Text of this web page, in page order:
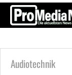
Audiotechnik